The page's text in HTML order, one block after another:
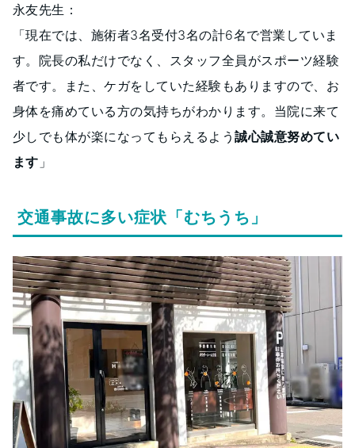
永友先生：
「現在では、施術者3名受付3名の計6名で営業していま
す。院長の私だけでなく、スタッフ全員がスポーツ経験
者です。また、ケガをしていた経験もありますので、お
身体を痛めている方の気持ちがわかります。当院に来て
少しでも体が楽になってもらえるよう誠心誠意努めてい
ます 」
交通事故に多い症状「むちうち」